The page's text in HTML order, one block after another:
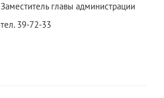
Заместитель главы администрации
тел. 39-72-33